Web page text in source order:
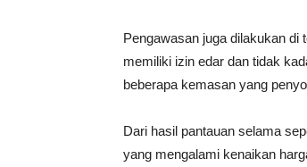
Pengawasan juga dilakukan
memiliki izin edar dan tidak
beberapa kemasan yang
Dari hasil pantauan selama
yang mengalami kenaikan